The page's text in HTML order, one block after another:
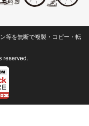
等を無断で複製・コピー・転
reserved.